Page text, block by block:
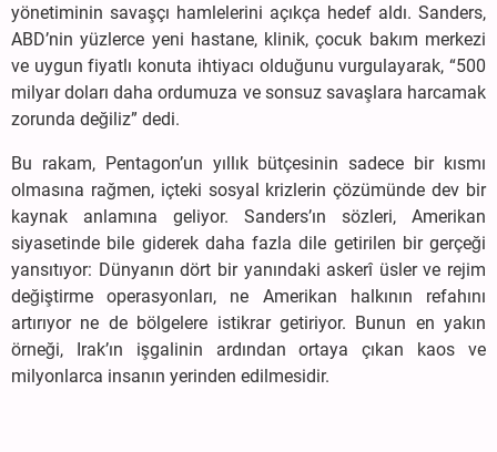
yönetiminin savaşçı hamlelerini açıkça hedef aldı. Sanders,
ABD’nin yüzlerce yeni hastane, klinik, çocuk bakım merkezi
ve uygun fiyatlı konuta ihtiyacı olduğunu vurgulayarak, “500
milyar doları daha ordumuza ve sonsuz savaşlara harcamak
zorunda değiliz” dedi.
Bu rakam, Pentagon’un yıllık bütçesinin sadece bir kısmı
olmasına rağmen, içteki sosyal krizlerin çözümünde dev bir
kaynak anlamına geliyor. Sanders’ın sözleri, Amerikan
siyasetinde bile giderek daha fazla dile getirilen bir gerçeği
yansıtıyor: Dünyanın dört bir yanındaki askerî üsler ve rejim
değiştirme operasyonları, ne Amerikan halkının refahını
artırıyor ne de bölgelere istikrar getiriyor. Bunun en yakın
örneği, Irak’ın işgalinin ardından ortaya çıkan kaos ve
milyonlarca insanın yerinden edilmesidir.